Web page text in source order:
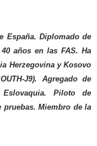
España. Diplomado de
años en las FAS. Ha
Herzegovina y Kosovo
J9).
Agregado de
Piloto de
Miembro de la